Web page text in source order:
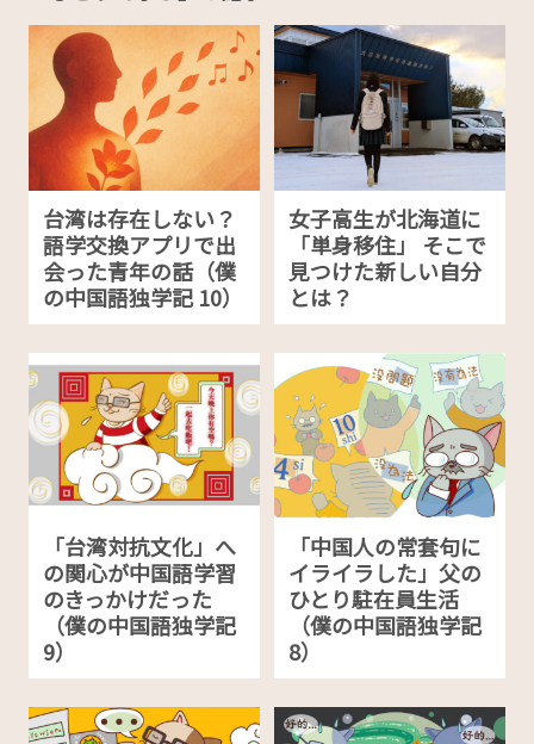
台湾は存在しない？
語学交換アプリで出
会った青年の話（僕
の中国語独学記 10）
女子高生が北海道に
「単身移住」 そこで
見つけた新しい自分
とは？
「台湾対抗文化」へ
の関心が中国語学習
のきっかけだった
（僕の中国語独学記
9）
「中国人の常套句に
イライラした」父の
ひとり駐在員生活
（僕の中国語独学記
8）